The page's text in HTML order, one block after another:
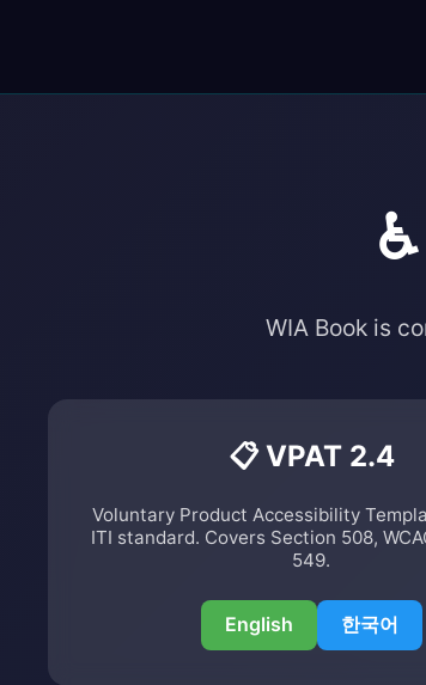
WIA Book is
📋 VPAT 2.4
Voluntary Product Accessibility
ITI standard. Covers Section 508,
549.
English 한국어